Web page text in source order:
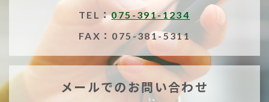
TEL：075-391-1234
FAX：075-381-5311
メールでのお問い合わせ